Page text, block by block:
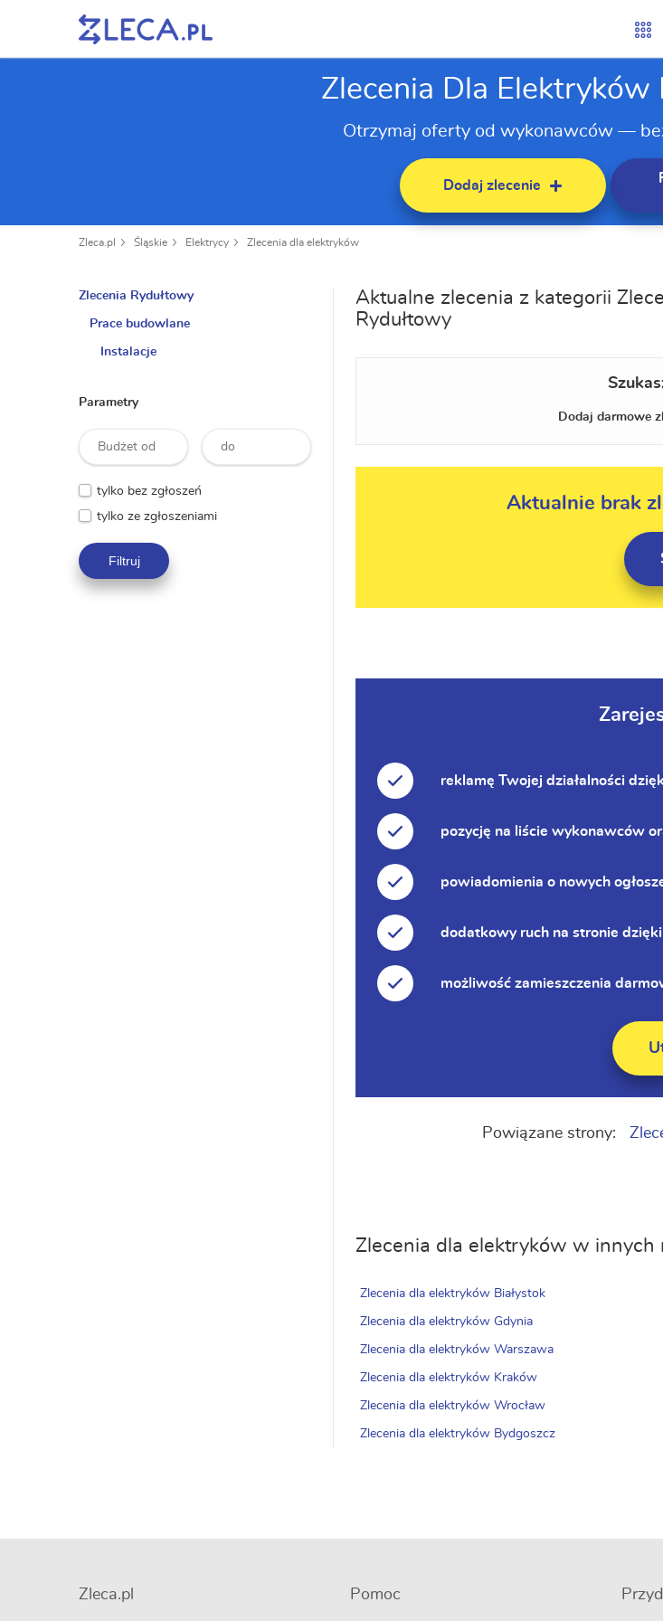
Zlecenia Dla Elektryków
Otrzymaj oferty od wykonawców —
Dodaj zlecenie
Zleca.pl Śląskie Elektrycy Zlecenia dla elektryków
Aktualne zlecenia z kategorii
Rydułtowy
Dodaj darmowe
Aktualnie brak
reklamę Twojej działalności
pozycję na liście wykonawców
powiadomienia o nowych
dodatkowy ruch na stronie
możliwość zamieszczenia
Powiązane strony:
Zlecenia dla elektryków w innych
Zlecenia dla elektryków Białystok
Zlecenia dla elektryków Gdynia
Zlecenia dla elektryków Warszawa
Zlecenia dla elektryków Kraków
Zlecenia dla elektryków Wrocław
Zlecenia dla elektryków Bydgoszcz
Zlecenia Rydułtowy
Prace budowlane
Instalacje
Parametry
tylko bez zgłoszeń
tylko ze zgłoszeniami
Filtruj
Zleca.pl Pomoc